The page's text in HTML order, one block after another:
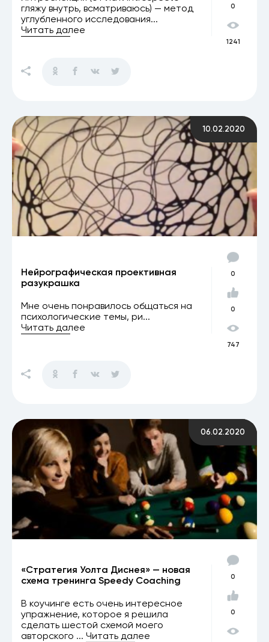
гляжу внутрь, всматриваюсь) — метод
углубленного исследования...
Читать далее
0
1241
10.02.2020
Нейрографическая проективная
разукрашка
Мне очень понравилось общаться на
психологические темы, ри...
Читать далее
0
0
747
06.02.2020
«Стратегия Уолта Диснея» — новая
схема тренинга Speedy Coaching
В коучинге есть очень интересное
упражнение, которое я решила
сделать шестой схемой моего
авторского ... Читать далее
0
0